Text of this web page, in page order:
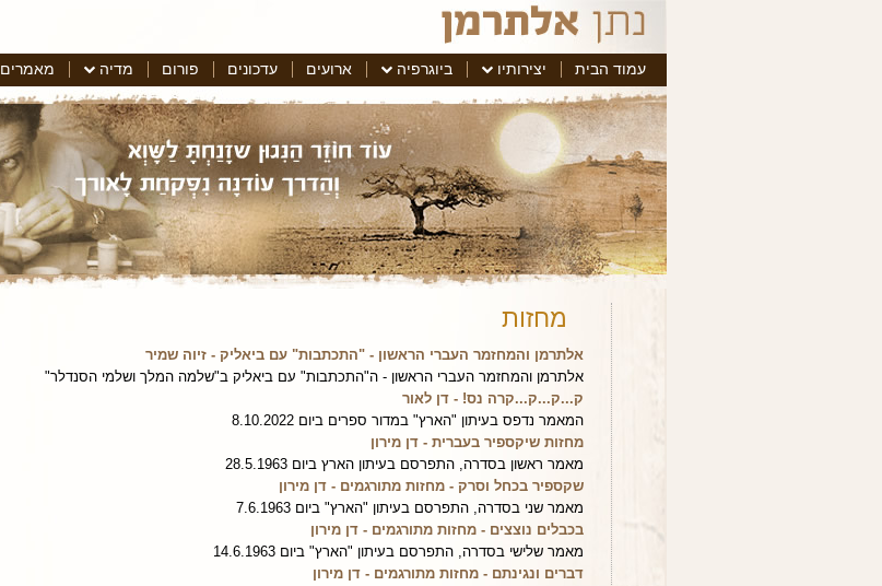
עמוד הבית יצירותיו ביוגרפיה ארועים עדכונים פורום מדיה מאמרים
מחזות
אלתרמן והמחזמר העברי הראשון - "התכתבות" עם ביאליק - זיוה שמיר
אלתרמן והמחזמר העברי הראשון - ה"התכתבות" עם ביאליק ב"שלמה המלך ושלמי הסנדלר"
ק...ק...ק...קרה נס! - דן לאור
המאמר נדפס בעיתון "הארץ" במדור ספרים ביום 8.10.2022
מחזות שיקספיר בעברית - דן מירון
מאמר ראשון בסדרה, התפרסם בעיתון הארץ ביום 28.5.1963
שקספיר בכחל וסרק - מחזות מתורגמים - דן מירון
מאמר שני בסדרה, התפרסם בעיתון "הארץ" ביום 7.6.1963
בכבלים נוצצים - מחזות מתורגמים - דן מירון
מאמר שלישי בסדרה, התפרסם בעיתון "הארץ" ביום 14.6.1963
דברים ונגינתם - מחזות מתורגמים - דן מירון